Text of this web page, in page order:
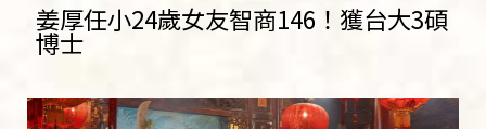
姜厚任小24歲女友智商146！獲台大3碩
博士